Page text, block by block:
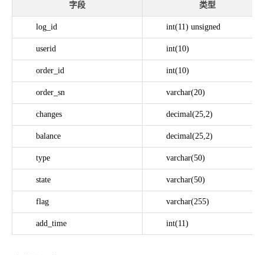
字段 类型
log_id int(11) unsigned
userid int(10)
order_id int(10)
order_sn varchar(20)
changes decimal(25,2)
balance decimal(25,2)
type varchar(50)
state varchar(50)
flag varchar(255)
add_time int(11)